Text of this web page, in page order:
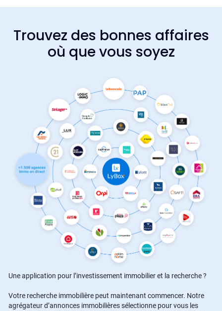
Trouvez des bonnes affaires
où que vous soyez
Une application pour l’investissement immobilier et la recherche ?
Votre recherche immobilière peut maintenant commencer. Notre
agrégateur d’annonces immobilières sélectionne pour vous les